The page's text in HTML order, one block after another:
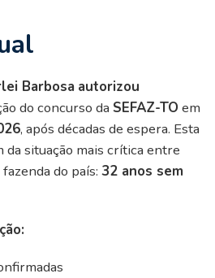
Barbosa autorizou
do concurso da SEFAZ-TO em
, após décadas de espera. Esta
da situação mais crítica entre
do país: 32 anos sem